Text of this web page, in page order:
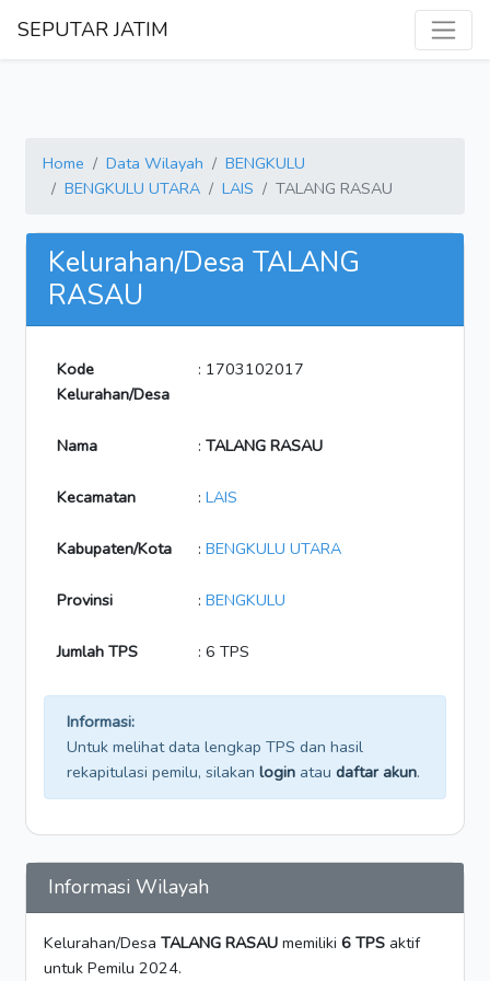
SEPUTAR JATIM
Home Data Wilayah
BENGKULU
BENGKULU UTARA
LAIS TALANG RASAU
Kelurahan/Desa TALANG
RASAU
Kode
Kelurahan/Desa
: 1703102017
Nama : TALANG RASAU
Kecamatan : LAIS
Kabupaten/Kota : BENGKULU UTARA
Provinsi : BENGKULU
Jumlah TPS : 6 TPS
Informasi:
Untuk melihat data lengkap TPS dan hasil
rekapitulasi pemilu, silakan login atau daftar akun.
Informasi Wilayah
Kelurahan/Desa TALANG RASAU memiliki 6 TPS aktif
untuk Pemilu 2024.